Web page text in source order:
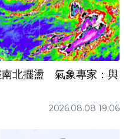
南北擺盪 氣象專家：與
2026.08.08 19:06